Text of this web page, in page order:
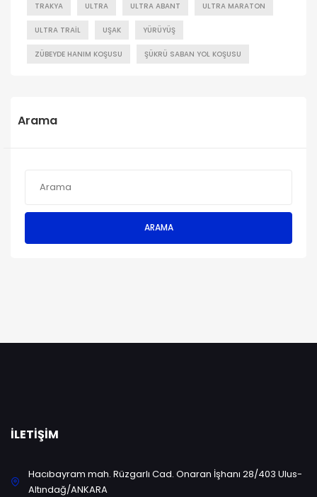
TRAKYA ULTRA ULTRA ABANT ULTRA MARATON
ULTRA TRAIL UŞAK YÜRÜYÜŞ
ZÜBEYDE HANIM KOŞUSU ŞÜKRÜ SABAN YOL KOŞUSU
Arama
ARAMA
İLETIŞIM
Hacıbayram mah. Rüzgarlı Cad. Onaran İşhanı 28/403 Ulus-
Altındağ/ANKARA